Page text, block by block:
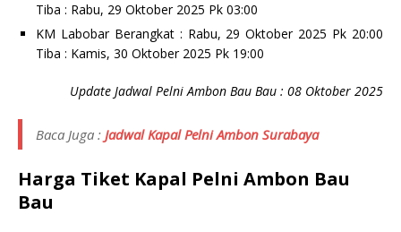
Tiba : Rabu, 29 Oktober 2025 Pk 03:00
KM Labobar Berangkat : Rabu, 29 Oktober 2025 Pk 20:00
Tiba : Kamis, 30 Oktober 2025 Pk 19:00
Update Jadwal Pelni Ambon Bau Bau : 08 Oktober 2025
Baca Juga : Jadwal Kapal Pelni Ambon Surabaya
Harga Tiket Kapal Pelni Ambon Bau
Bau